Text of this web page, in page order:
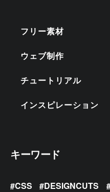
フリー素材
ウェブ制作
チュートリアル
インスピレーション
キーワード
CSS DESIGNCUTS